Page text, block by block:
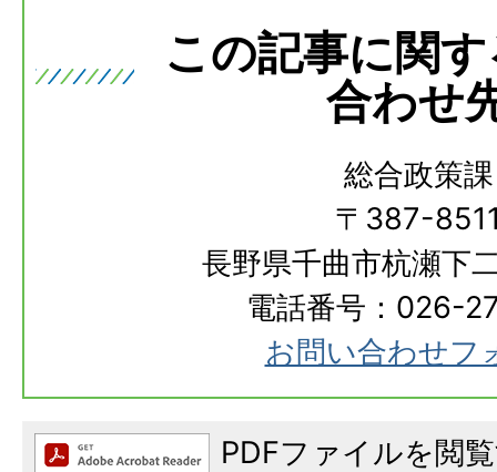
この記事に関
合わせ
総合政策課
〒387-
長野県千曲市杭瀬下
電話番号：026-
お問い合わせフ
PDFファイルを閲